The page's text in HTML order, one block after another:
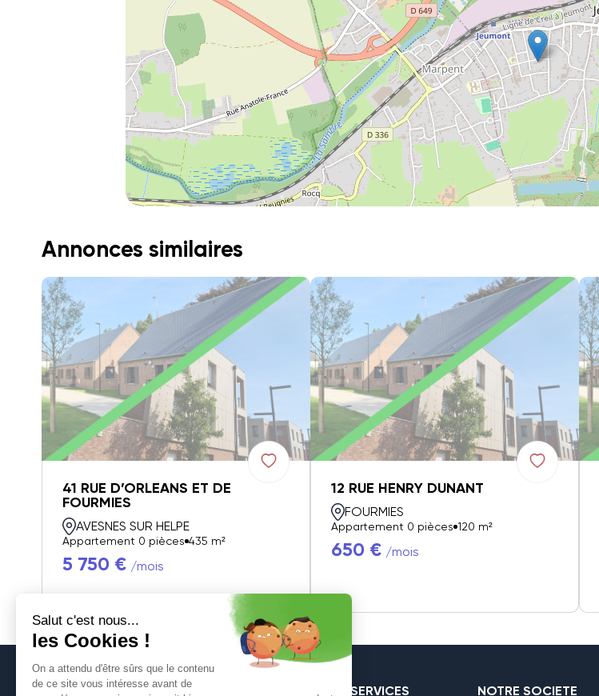
Annonces similaires
41 RUE D’ORLEANS ET DE
FOURMIES
AVESNES SUR HELPE
Appartement 0 pièces 435 m²
5 750 € /mois
12 RUE HENRY DUNANT
FOURMIES
Appartement 0 pièces 120 m²
650 € /mois
SERVICES NOTRE SOCIETE